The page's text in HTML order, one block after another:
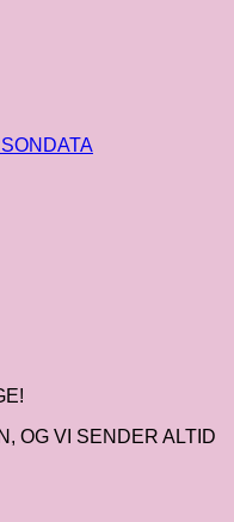
OG VI SENDER ALTID